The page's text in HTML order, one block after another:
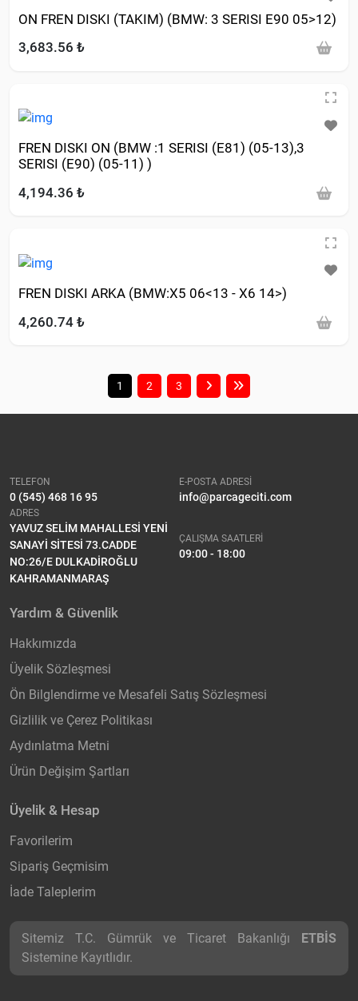
ON FREN DISKI (TAKIM) (BMW: 3 SERISI E90 05>12)
3,683.56 ₺
FREN DISKI ON (BMW :1 SERISI (E81) (05-13),3
SERISI (E90) (05-11) )
4,194.36 ₺
FREN DISKI ARKA (BMW:X5 06<13 - X6 14>)
4,260.74 ₺
1 2 3
TELEFON
0 (545) 468 16 95
E-POSTA ADRESİ
info@parcageciti.com
ADRES
YAVUZ SELİM MAHALLESİ YENİ
SANAYİ SİTESİ 73.CADDE
NO:26/E DULKADİROĞLU
KAHRAMANMARAŞ
ÇALIŞMA SAATLERİ
09:00 - 18:00
Yardım & Güvenlik
Hakkımızda
Üyelik Sözleşmesi
Ön Bilglendirme ve Mesafeli Satış Sözleşmesi
Gizlilik ve Çerez Politikası
Aydınlatma Metni
Ürün Değişim Şartları
Üyelik & Hesap
Favorilerim
Sipariş Geçmisim
İade Taleplerim
Sitemiz T.C. Gümrük ve Ticaret Bakanlığı ETBİS
Sistemine Kayıtlıdır.